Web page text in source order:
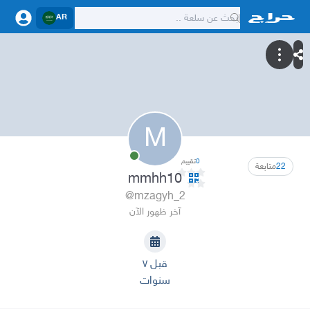
AR
M
22متابعة 0تقييم
mmhh10
@mzagyh_2
آخر ظهور الآن
قبل ٧
سنوات